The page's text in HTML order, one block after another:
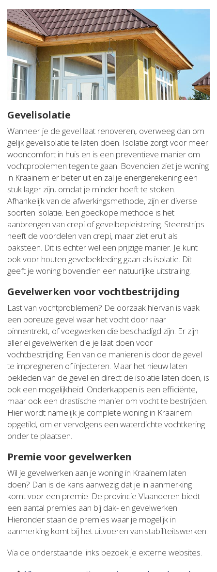
Gevelisolatie
Wanneer je de gevel laat renoveren, overweeg dan om
gelijk gevelisolatie te laten doen. Isolatie zorgt voor meer
wooncomfort in huis en is een preventieve manier om
vochtproblemen tegen te gaan. Bovendien ziet je woning
in Kraainem er beter uit en zal je energierekening een
stuk lager zijn, omdat je minder hoeft te stoken.
Afhankelijk van de afwerkingsmethode, zijn er diverse
soorten isolatie. Een goedkope methode is het
aanbrengen van crepi of gevelbepleistering. Steenstrips
heeft de voordelen van crepi, maar ziet eruit als
baksteen. Dit is echter wel een prijzige manier. Je kunt
ook voor houten gevelbekleding gaan als isolatie. Dit
geeft je woning bovendien een natuurlijke uitstraling.
Gevelwerken voor vochtbestrijding
Last van vochtproblemen? De oorzaak hiervan is vaak
een poreuze gevel waar het vocht door naar
binnentrekt, of voegwerken die beschadigd zijn. Er zijn
allerlei gevelwerken die je laat doen voor
vochtbestrijding. Een van de manieren is door de gevel
te impregneren of injecteren. Maar het nieuw laten
bekleden van de gevel en direct de isolatie laten doen, is
ook een mogelijkheid. Onderkappen is een efficiënte,
maar ook een drastische manier om vocht te bestrijden.
Hier wordt namelijk je complete woning in Kraainem
opgetild, om er vervolgens een waterdichte vochtkering
onder te plaatsen.
Premie voor gevelwerken
Wil je gevelwerken aan je woning in Kraainem laten
doen? Dan is de kans aanwezig dat je in aanmerking
komt voor een premie. De provincie Vlaanderen biedt
een aantal premies aan bij dak- en gevelwerken.
Hieronder staan de premies waar je mogelijk in
aanmerking komt bij het uitvoeren van stabiliteitswerken:
Via de onderstaande links bezoek je externe websites.